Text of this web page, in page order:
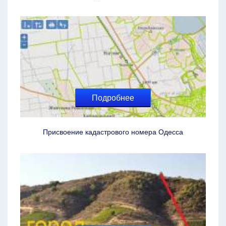
Подробнее
Присвоение кадастрового номера Одесса